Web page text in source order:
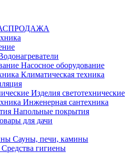
Насосное оборудование
Климатическая техника
Изделия светотехнические
Инженерная сантехника
Напольные покрытия
для дачи
Сауны, печи, камины
Средства гигиены